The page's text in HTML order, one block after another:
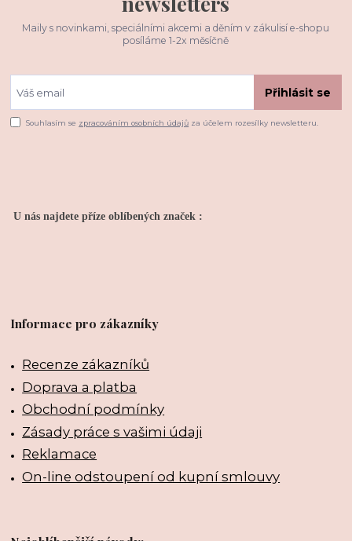
Maily s novinkami, speciálními akcemi a děním v zákulisí e-shopu
posíláme 1-2x měsíčně
Přihlásit se
Souhlasím se zpracováním osobních údajů za účelem rozesílky newsletteru.
U nás najdete příze oblíbených značek :
Informace pro zákazníky
Recenze zákazníků
Doprava a platba
Obchodní podmínky
Zásady práce s vašimi údaji
Reklamace
On-line odstoupení od kupní smlouvy